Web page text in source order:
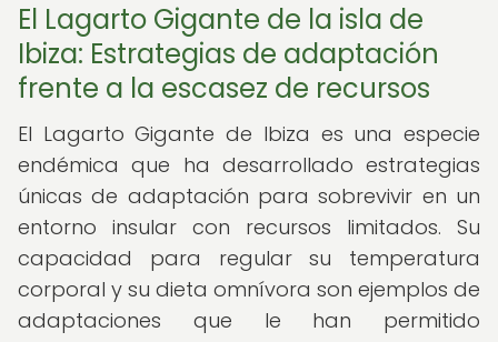
El Lagarto Gigante de la isla de
Ibiza: Estrategias de adaptación
frente a la escasez de recursos
El Lagarto Gigante de Ibiza es una especie
endémica que ha desarrollado estrategias
únicas de adaptación para sobrevivir en un
entorno insular con recursos limitados. Su
capacidad para regular su temperatura
corporal y su dieta omnívora son ejemplos de
adaptaciones que le han permitido